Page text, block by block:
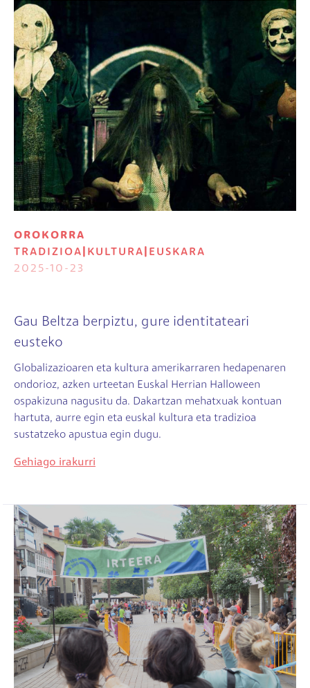
Irudia
OROKORRA
TRADIZIOA
KULTURA
EUSKARA
2025-10-23
Gau Beltza berpiztu, gure identitateari
eusteko
Globalizazioaren eta kultura amerikarraren hedapenaren
ondorioz, azken urteetan Euskal Herrian Halloween
ospakizuna nagusitu da. Dakartzan mehatxuak kontuan
hartuta, aurre egin eta euskal kultura eta tradizioa
sustatzeko apustua egin dugu.
Gehiago irakurri
Irudia